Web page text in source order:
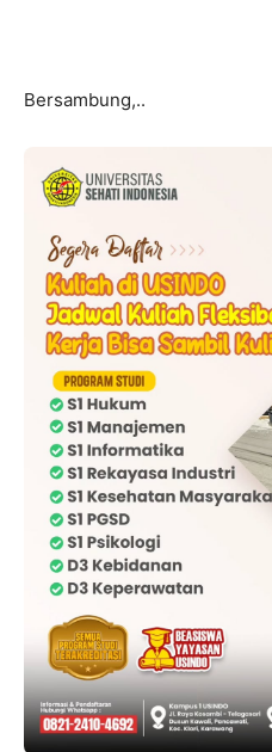
Bersambung,..